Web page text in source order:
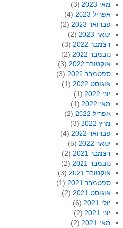
מאי 2023
(3)
אפריל 2023
(4)
פברואר 2023
(2)
ינואר 2023
(2)
דצמבר 2022
(3)
נובמבר 2022
(2)
אוקטובר 2022
(3)
ספטמבר 2022
(3)
אוגוסט 2022
(1)
יוני 2022
(1)
מאי 2022
(1)
אפריל 2022
(2)
מרץ 2022
(3)
פברואר 2022
(4)
ינואר 2022
(5)
דצמבר 2021
(2)
נובמבר 2021
(2)
אוקטובר 2021
(3)
ספטמבר 2021
(1)
אוגוסט 2021
(2)
יולי 2021
(6)
יוני 2021
(2)
מאי 2021
(2)